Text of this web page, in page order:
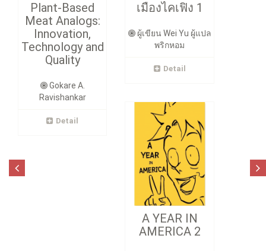
Plant-Based
Meat Analogs:
Innovation,
Technology and
Quality
Gokare A.
Ravishankar
Detail
เมืองไคเฟิง 1
ผู้เขียน Wei Yu ผู้แปล
พริกหอม
Detail
A YEAR IN
AMERICA 2